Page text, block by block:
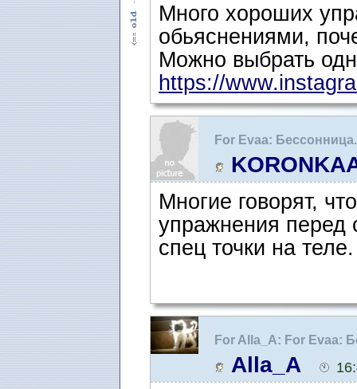
Много хороших
обьяснениями,
Можно выбрать
https://
For Evaa:
Многие говорят,
упражнения перед
спец точки на
For Alla_A: For Evaa:
уснуть
Alla_A